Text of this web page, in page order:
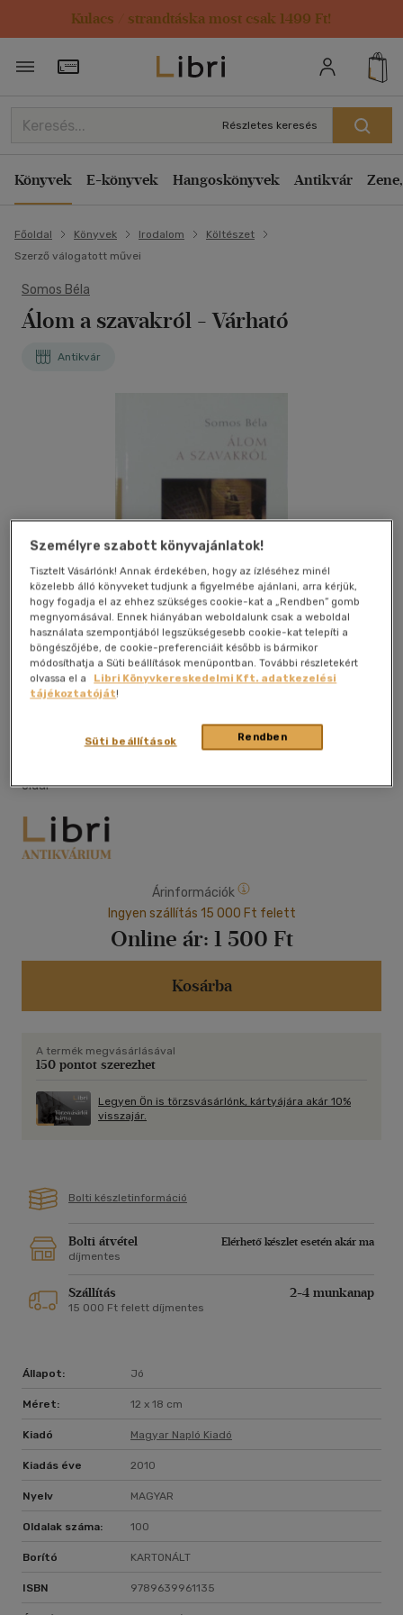
Kulacs / strandtáska most csak 1499 Ft!
Törzsvásárlói Kártya adatai
Részletes keresés
Könyvek E-könyvek Hangoskönyvek Antikvár
Főoldal Könyvek Irodalom
Költészet
Szerző válogatott művei
Somos Béla
Álom a szavakról - Várható
Antikvár
Kívánságlistához adom
oldal
Árinformációk
Ingyen szállítás 15 000 Ft felett
Online ár: 1 500 Ft
Kosárba
A termék megvásárlásával
150 pontot szerezhet
Legyen Ön is törzsvásárlónk, kártyájára akár 10%
visszajár.
Bolti készletinformáció
Bolti átvétel
Elérhető készlet esetén akár ma
díjmentes
Szállítás 2-4 munkanap
15 000 Ft felett díjmentes
Állapot: Jó
Méret: 12 x 18 cm
Kiadó Magyar Napló Kiadó
Kiadás éve 2010
Nyelv MAGYAR
Oldalak száma: 100
Borító KARTONÁLT
ISBN 9789639961135
Személyre szabott könyvajánlatok!
Tisztelt Vásárlónk! Annak érdekében, hogy az ízléséhez minél
közelebb álló könyveket tudjunk a figyelmébe ajánlani, arra kérjük,
hogy fogadja el az ehhez szükséges cookie-kat a „Rendben” gomb
megnyomásával. Ennek hiányában weboldalunk csak a weboldal
használata szempontjából legszükségesebb cookie-kat telepíti a
böngészőjébe, de cookie-preferenciáit később is bármikor
módosíthatja a Süti beállítások menüpontban. További részletekért
olvassa el a
Libri Könyvkereskedelmi Kft. adatkezelési
tájékoztatóját!
Rendben
Süti beállítások